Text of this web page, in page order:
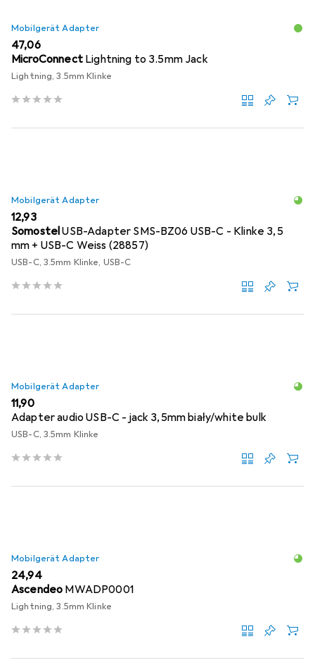
Mobilgerät Adapter
EUR
47,06
MicroConnect Lightning to 3.5mm Jack
Lightning, 3.5mm Klinke
Mobilgerät Adapter
EUR
12,93
SomostelUSB-Adapter SMS-BZ06 USB-C - Klinke 3,5
mm + USB-C Weiss (28857)
USB-C, 3.5mm Klinke, USB-C
Mobilgerät Adapter
EUR
11,90
Adapter audio USB-C - jack 3,5mm biały/white bulk
USB-C, 3.5mm Klinke
Mobilgerät Adapter
EUR
24,94
Ascendeo MWADP0001
Lightning, 3.5mm Klinke